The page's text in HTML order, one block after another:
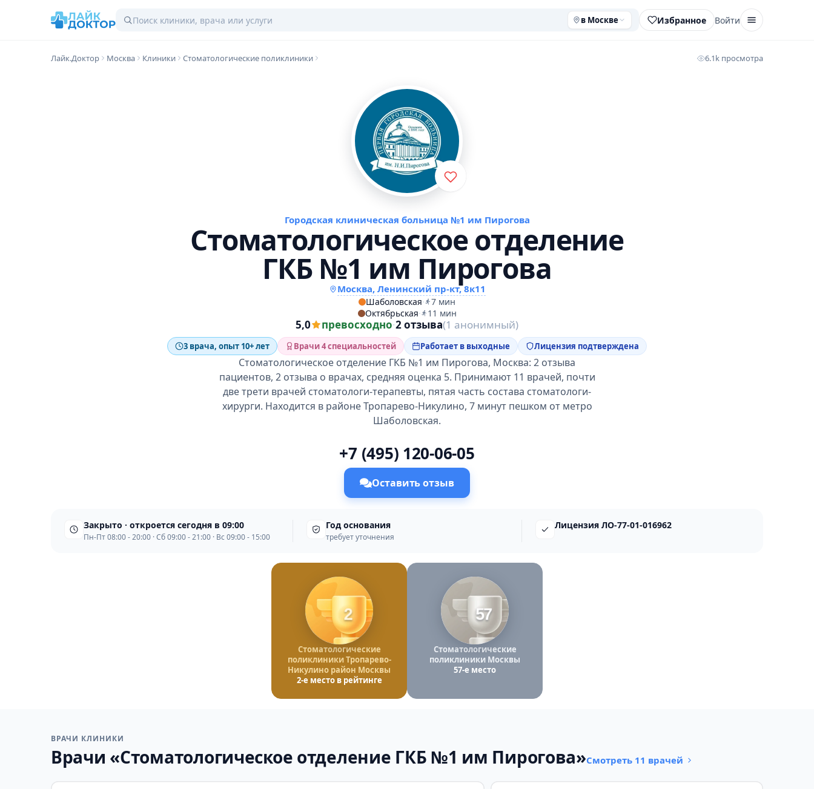
в Москве Избранное Войти
Лайк.Доктор Москва Клиники Стоматологические поликлиники 6.1k просмотра
Городская клиническая больница №1 им Пирогова
Стоматологическое отделение
ГКБ №1 им Пирогова
Москва, Ленинский пр-кт, 8к11
Шаболовская·
7 мин
Октябрьская· 11 мин
5,0 превосходно·2 отзыва(1 анонимный)
3 врача, опыт 10+ лет Врачи 4 специальностей Работает в выходные Лицензия подтверждена
Стоматологическое отделение ГКБ №1 им Пирогова, Москва: 2 отзыва
пациентов, 2 отзыва о врачах, средняя оценка 5. Принимают 11 врачей, почти
две трети врачей стоматологи-терапевты, пятая часть состава стоматологи-
хирурги. Находится в районе Тропарево-Никулино, 7 минут пешком от метро
Шаболовская.
+7 (495) 120-06-05
Оставить отзыв
Закрыто · откроется сегодня в 09:00
Пн-Пт 08:00 - 20:00 · Сб 09:00 - 21:00 · Вс 09:00 - 15:00
Год основания
требует уточнения
Лицензия ЛО-77-01-016962
2
Стоматологические
поликлиники Тропарево-
Никулино район Москвы
2-е место в рейтинге
57
Стоматологические
поликлиники Москвы
57-е место
ВРАЧИ КЛИНИКИ
Врачи «Стоматологическое отделение ГКБ №1 им Пирогова»Смотреть 11 врачей